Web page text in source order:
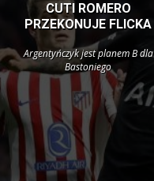
CUTI ROMERO
PRZEKONUJE FLICKA
Argentyńczyk jest planem B dla
Bastoniego